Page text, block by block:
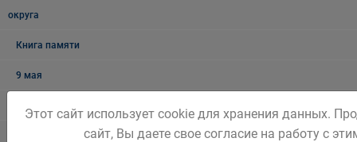
округа
Книга памяти
9 мая
Аллея дважды победителей
Этот сайт использует cookie для хранения данных.
сайт, Вы даете свое согласие на работу с